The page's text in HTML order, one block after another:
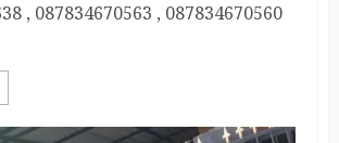
, 087834670563 , 087834670560